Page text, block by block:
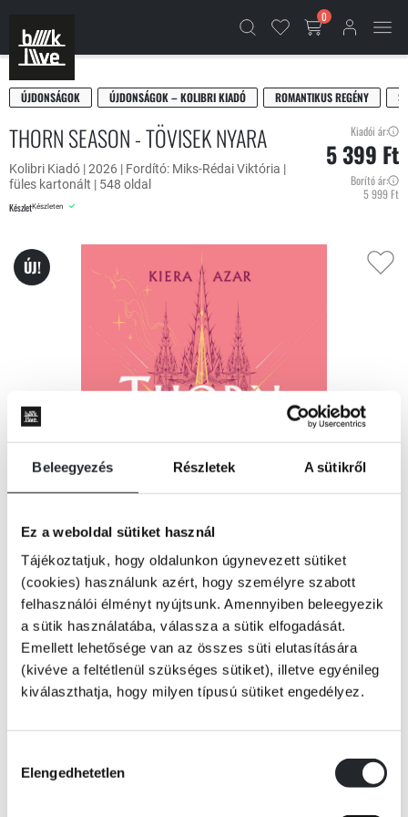
Beleegyezés Részletek A sütikről
Ez a weboldal sütiket használ
Tájékoztatjuk, hogy oldalunkon úgynevezett sütiket
(cookies) használunk azért, hogy személyre szabott
felhasználói élményt nyújtsunk. Amennyiben beleegyezik
a sütik használatába, válassza a sütik elfogadását.
Emellett lehetősége van az összes süti elutasítására
(kivéve a feltétlenül szükséges sütiket), illetve egyénileg
kiválaszthatja, hogy milyen típusú sütiket engedélyez.
kiválasztása
Elengedhetetlen
0
ÚJDONSÁGOK ÚJDONSÁGOK – KOLIBRI KIADÓ ROMANTIKUS REGÉNY
THORN SEASON - TÖVISEK NYARA
Kolibri Kiadó | 2026 | Fordító: Miks-Rédai Viktória |
füles kartonált | 548 oldal
KészletKészleten
Kiadói ár:
5 399 Ft
Borító ár:
5 999 Ft
ÚJ!
KOSÁRBA